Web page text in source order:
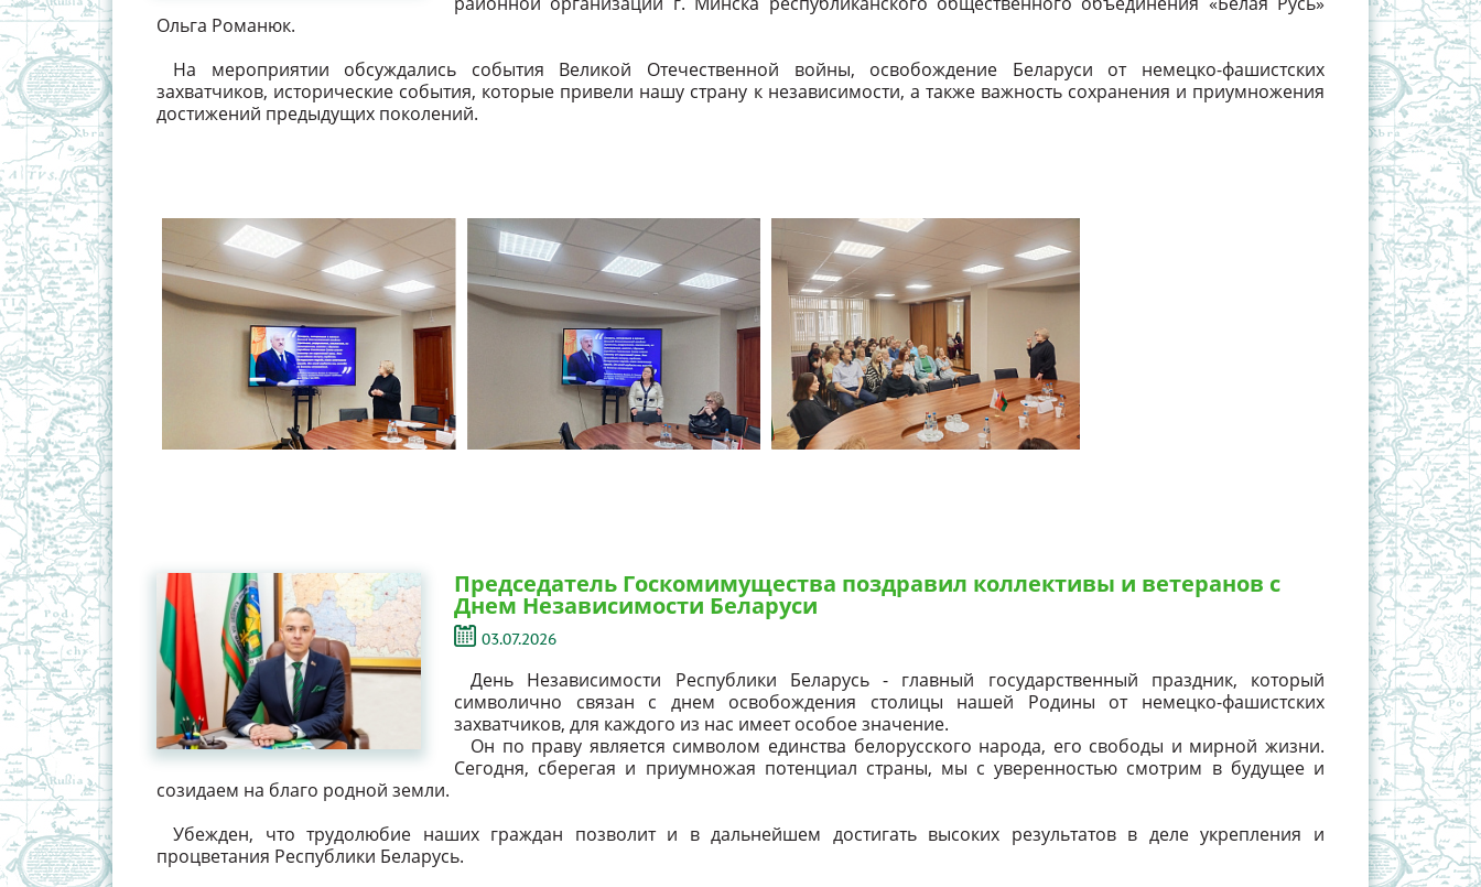
Ольга Романюк.
На мероприятии обсуждались события Великой Отечественной войны, освобождение Беларуси от немецко-фашистских
захватчиков, исторические события, которые привели нашу страну к независимости, а также важность сохранения и приумножения
достижений предыдущих поколений.
Председатель Госкомимущества поздравил коллективы и ветеранов с
Днем Независимости Беларуси
03.07.2026
День Независимости Республики Беларусь - главный государственный праздник, который
символично связан с днем освобождения столицы нашей Родины от немецко-фашистских
захватчиков, для каждого из нас имеет особое значение.
Он по праву является символом единства белорусского народа, его свободы и мирной жизни.
Сегодня, сберегая и приумножая потенциал страны, мы с уверенностью смотрим в будущее и
созидаем на благо родной земли.
Убежден, что трудолюбие наших граждан позволит и в дальнейшем достигать высоких результатов в деле укрепления и
процветания Республики Беларусь.